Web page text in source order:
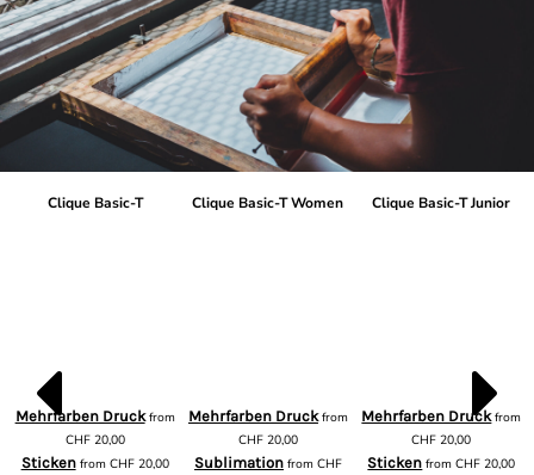
Clique Basic-T
Mehrfarben Druckfrom
CHF20,00
Stickenfrom CHF20,00
Clique Basic-T Women
Mehrfarben Druckfrom
CHF20,00
Sublimationfrom CHF
Clique Basic-T Junior
Mehrfarben Druckfrom
CHF 20,00
Sticken fromCHF 20,00